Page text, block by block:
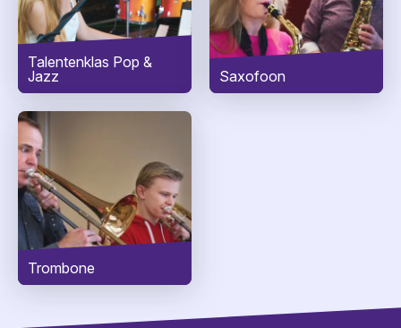
Bericht*
Talentenklas Pop &
Jazz
Saxofoon
Trombone